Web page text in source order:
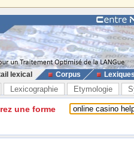
lexical Corpus
Lexicographie Etymologie
une forme